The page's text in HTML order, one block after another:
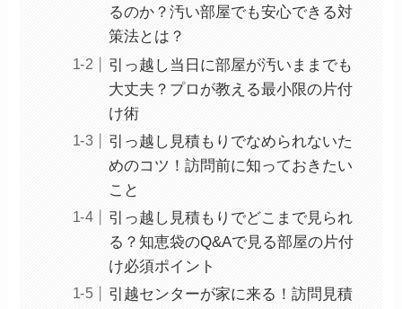
るのか？汚い部屋でも安心できる対
策法とは？
引っ越し当日に部屋が汚いままでも
大丈夫？プロが教える最小限の片付
け術
引っ越し見積もりでなめられないた
めのコツ！訪問前に知っておきたい
こと
引っ越し見積もりでどこまで見られ
る？知恵袋のQ&Aで見る部屋の片付
け必須ポイント
引越センターが家に来る！訪問見積